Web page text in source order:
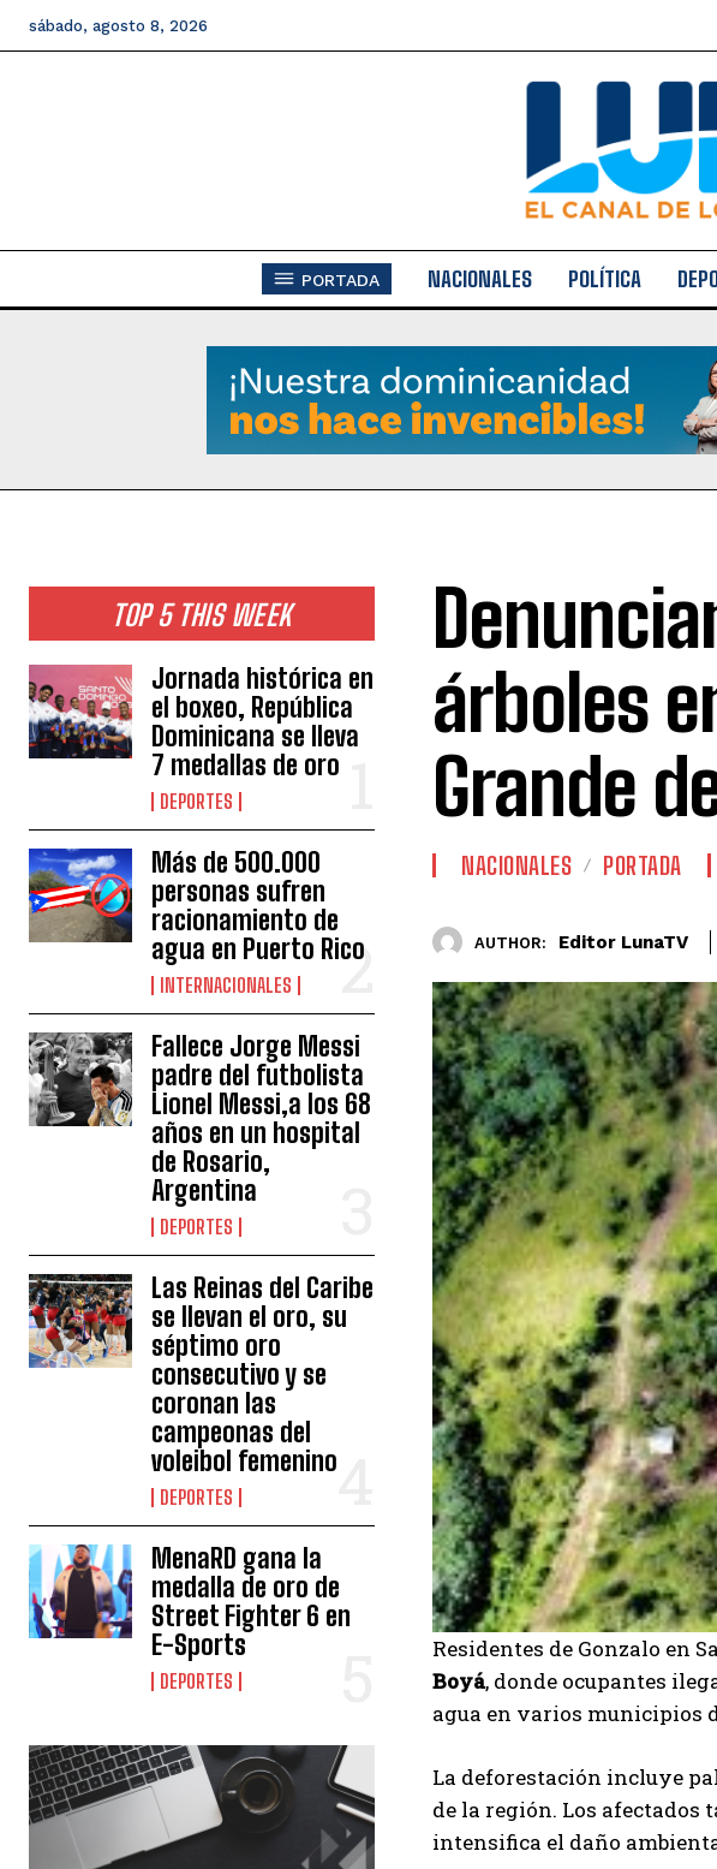
sábado, agosto 8, 2026
PORTADA NACIONALES POLÍTICA
TOP 5 THIS WEEK
Jornada histórica en
el boxeo, República
Dominicana se lleva
7 medallas de oro
DEPORTES
Más de 500.000
personas sufren
racionamiento de
agua en Puerto Rico
INTERNACIONALES
Fallece Jorge Messi
padre del futbolista
Lionel Messi,a los 68
años en un hospital
de Rosario,
Argentina
DEPORTES
Las Reinas del Caribe
se llevan el oro, su
séptimo oro
consecutivo y se
coronan las
campeonas del
voleibol femenino
DEPORTES
MenaRD gana la
medalla de oro de
Street Fighter 6 en
E-Sports
DEPORTES
árboles
Grande
NACIONALES PORTADA
AUTHOR: Editor LunaTV
Residentes de Gonzalo en
Boyá, donde ocupantes
agua en varios municipios
La deforestación incluye
de la región. Los afectados
intensifica el daño